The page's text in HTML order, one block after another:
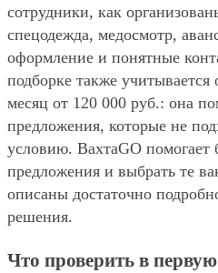
сотрудники, как
спецодежда, медосмотр,
оформление и понятные
подборке также учитывается
месяц от 120 000 руб.: она
предложения, которые не
условию. ВахтаGO помогает
предложения и выбрать те
описаны достаточно
решения.
Что проверить в